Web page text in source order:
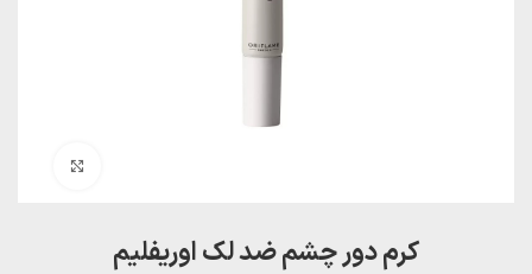
کرم دور چشم ضد لک اوریفلیم